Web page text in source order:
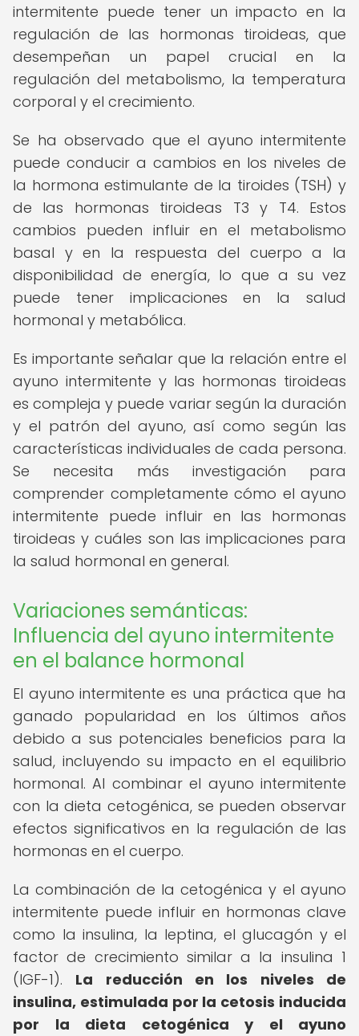
intermitente puede tener un impacto en la
regulación de las hormonas tiroideas, que
desempeñan un papel crucial en la
regulación del metabolismo, la temperatura
corporal y el crecimiento.
Se ha observado que el ayuno intermitente
puede conducir a cambios en los niveles de
la hormona estimulante de la tiroides (TSH) y
de las hormonas tiroideas T3 y T4. Estos
cambios pueden influir en el metabolismo
basal y en la respuesta del cuerpo a la
disponibilidad de energía, lo que a su vez
puede tener implicaciones en la salud
hormonal y metabólica.
Es importante señalar que la relación entre el
ayuno intermitente y las hormonas tiroideas
es compleja y puede variar según la duración
y el patrón del ayuno, así como según las
características individuales de cada persona.
Se necesita más investigación para
comprender completamente cómo el ayuno
intermitente puede influir en las hormonas
tiroideas y cuáles son las implicaciones para
la salud hormonal en general.
Variaciones semánticas:
Influencia del ayuno intermitente
en el balance hormonal
El ayuno intermitente es una práctica que ha
ganado popularidad en los últimos años
debido a sus potenciales beneficios para la
salud, incluyendo su impacto en el equilibrio
hormonal. Al combinar el ayuno intermitente
con la dieta cetogénica, se pueden observar
efectos significativos en la regulación de las
hormonas en el cuerpo.
La combinación de la cetogénica y el ayuno
intermitente puede influir en hormonas clave
como la insulina, la leptina, el glucagón y el
factor de crecimiento similar a la insulina 1
(IGF-1). La reducción en los niveles de
insulina, estimulada por la cetosis inducida
por la dieta cetogénica y el ayuno